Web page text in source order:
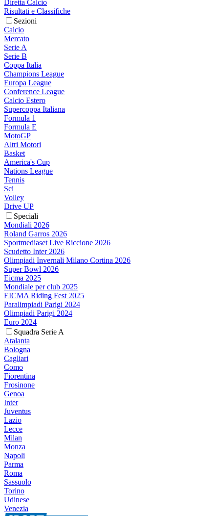
Diretta Calcio
Risultati e Classifiche
Sezioni
Calcio
Mercato
Serie A
Serie B
Coppa Italia
Champions League
Europa League
Conference League
Calcio Estero
Supercoppa Italiana
Formula 1
Formula E
MotoGP
Altri Motori
Basket
America's Cup
Nations League
Tennis
Sci
Volley
Drive UP
Speciali
Mondiali 2026
Roland Garros 2026
Sportmediaset Live Riccione 2026
Scudetto Inter 2026
Olimpiadi Invernali Milano Cortina 2026
Super Bowl 2026
Eicma 2025
Mondiale per club 2025
EICMA Riding Fest 2025
Paralimpiadi Parigi 2024
Olimpiadi Parigi 2024
Euro 2024
Squadra Serie A
Atalanta
Bologna
Cagliari
Como
Fiorentina
Frosinone
Genoa
Inter
Juventus
Lazio
Lecce
Milan
Monza
Napoli
Parma
Roma
Sassuolo
Torino
Udinese
Venezia